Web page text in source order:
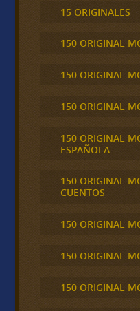
15 ORIGINALES
150 ORIGINAL
150 ORIGINAL
150 ORIGINAL
150 ORIGINAL
ESPAÑOLA
150 ORIGINAL
CUENTOS
150 ORIGINAL
150 ORIGINAL
150 ORIGINAL